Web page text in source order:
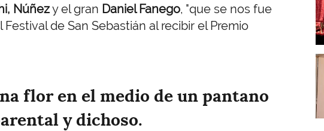
Núñezy el gran Daniel Fanego, "que se nos fue
de San Sebastián al recibir el Premio
flor en el medio de un pantano
y dichoso.